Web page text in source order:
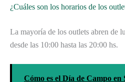
¿Cuáles son los horarios de los
La mayoría de los outlets abren de
desde las 10:00 hasta las 20:00 hs.
Cómo es el Día de Campo